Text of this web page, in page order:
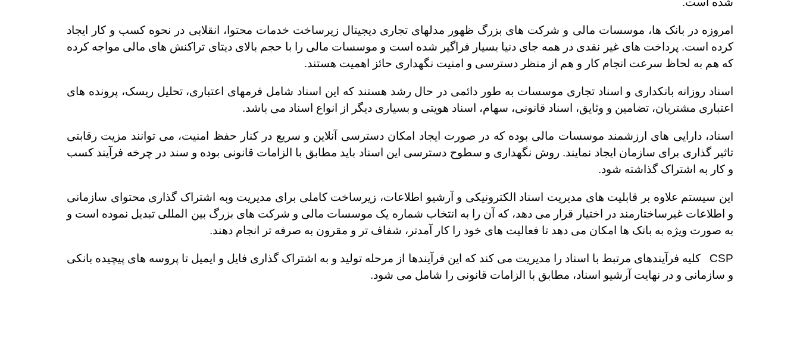
امروزه در بانک ها، موسسات مالی و شرکت های بزرگ ظهور مدلهای تجاری دیجیتال زیرساخت خدمات محتوا، انقلابی در نحوه کسب و کار ایجاد
کرده است. پرداخت های غیر نقدی در همه جای دنیا بسیار فراگیر شده است و موسسات مالی را با حجم بالای دیتای تراکنش های مالی مواجه کرده
که هم به لحاظ سرعت انجام کار و هم از منظر دسترسی و امنیت نگهداری حائز اهمیت هستند.
اسناد روزانه بانکداری و اسناد تجاری موسسات به طور دائمی در حال رشد هستند که این اسناد شامل فرمهای اعتباری، تحلیل ریسک، پرونده های
اعتباری مشتریان، تضامین و وثایق، اسناد قانونی، سهام، اسناد هویتی و بسیاری دیگر از انواع اسناد می باشد.
اسناد، دارایی های ارزشمند موسسات مالی بوده که در صورت ایجاد امکان دسترسی آنلاین و سریع در کنار حفظ امنیت، می توانند مزیت رقابتی
تاثیر گذاری برای سازمان ایجاد نمایند. روش نگهداری و سطوح دسترسی این اسناد باید مطابق با الزامات قانونی بوده و سند در چرخه فرآیند کسب
و کار به اشتراک گذاشته شود.
این سیستم علاوه بر قابلیت های مدیریت اسناد الکترونیکی و آرشیو اطلاعات، زیرساخت کاملی برای مدیریت وبه اشتراک گذاری محتوای سازمانی
و اطلاعات غیرساختارمند در اختیار قرار می دهد، که آن را به انتخاب شماره یک موسسات مالی و شرکت های بزرگ بین المللی تبدیل نموده است و
به صورت ویژه به بانک ها امکان می دهد تا فعالیت های خود را کار آمدتر، شفاف تر و مقرون به صرفه تر انجام دهند.
CSP کلیه فرآیندهای مرتبط با اسناد را مدیریت می کند که این فرآیندها از مرحله تولید و به اشتراک گذاری فایل و ایمیل تا پروسه های پیچیده بانکی
و سازمانی و در نهایت آرشیو اسناد، مطابق با الزامات قانونی را شامل می شود.